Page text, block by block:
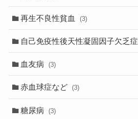
再生不良性貧血 (3)
自己免疫性後天性凝固因子欠乏症
血友病 (3)
赤血球症など (3)
糖尿病 (3)